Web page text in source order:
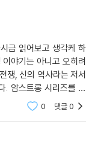
를 내렸다고 믿었다.
수천 년 종교의 역사에
이성을 통해 신의 뜻을
마이모니데스, 아퀴나
리’를 카렌 암스트롱은
전 과정을 그 시작부터
떻게 창조되고 모양을
금 읽어보고 생각케 하
야기는 아니고 오히려
쟁, 신의 역사라는 저서
. 암스트롱 시리즈를 구
0 댓글0